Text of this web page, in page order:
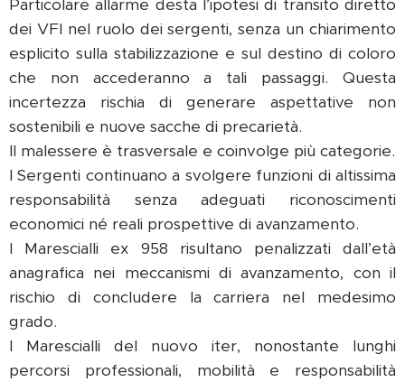
Particolare allarme desta l’ipotesi di transito diretto
dei VFI nel ruolo dei sergenti, senza un chiarimento
esplicito sulla stabilizzazione e sul destino di coloro
che non accederanno a tali passaggi. Questa
incertezza rischia di generare aspettative non
sostenibili e nuove sacche di precarietà.
Il malessere è trasversale e coinvolge più categorie.
I Sergenti continuano a svolgere funzioni di altissima
responsabilità senza adeguati riconoscimenti
economici né reali prospettive di avanzamento.
I Marescialli ex 958 risultano penalizzati dall’età
anagrafica nei meccanismi di avanzamento, con il
rischio di concludere la carriera nel medesimo
grado.
I Marescialli del nuovo iter, nonostante lunghi
percorsi professionali, mobilità e responsabilità